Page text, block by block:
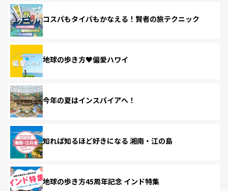
コスパもタイパもかなえる！賢者の旅テクニック
地球の歩き方♥偏愛ハワイ
今年の夏はインスパイアへ！
知れば知るほど好きになる 湘南・江の島
地球の歩き方45周年記念 インド特集